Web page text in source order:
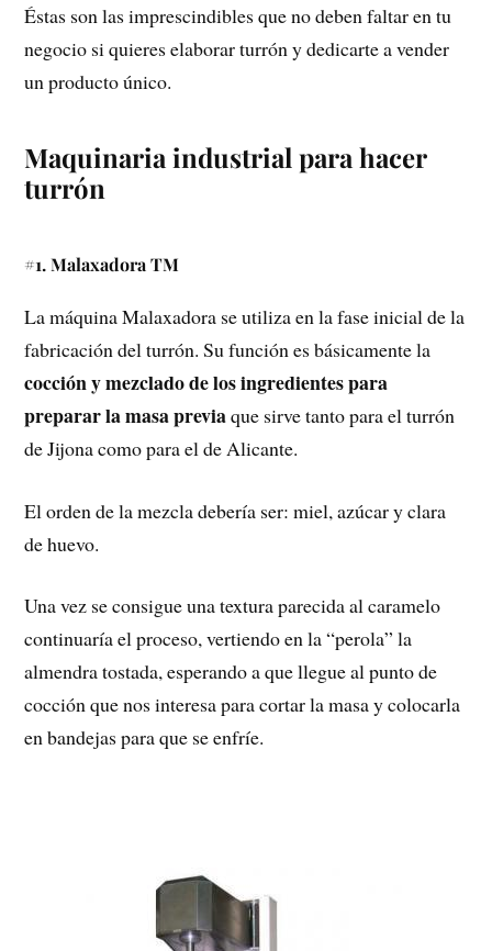
Éstas son las imprescindibles que no deben faltar en tu
negocio si quieres elaborar turrón y dedicarte a vender
un producto único.
Maquinaria industrial para hacer
turrón
#1. Malaxadora TM
La máquina Malaxadora se utiliza en la fase inicial de la
fabricación del turrón. Su función es básicamente la
cocción y mezclado de los ingredientes para
preparar la masa previaque sirve tanto para el turrón
de Jijona como para el de Alicante.
El orden de la mezcla debería ser: miel, azúcar y clara
de huevo.
Una vez se consigue una textura parecida al caramelo
continuaría el proceso, vertiendo en la “perola” la
almendra tostada, esperando a que llegue al punto de
cocción que nos interesa para cortar la masa y colocarla
en bandejas para que se enfríe.